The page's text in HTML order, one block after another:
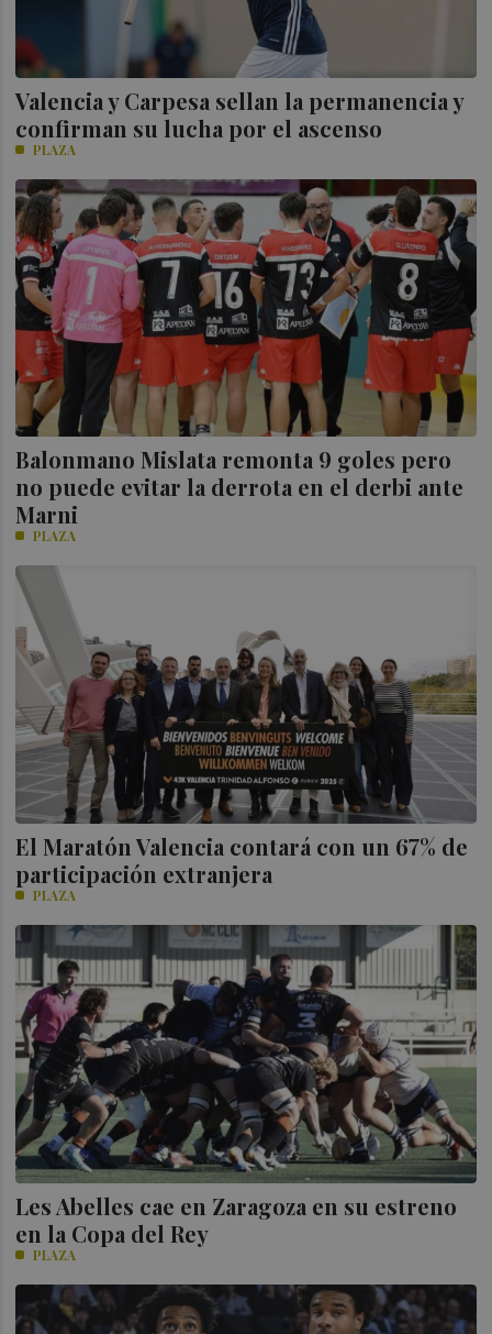
Valencia y Carpesa sellan la permanencia y
confirman su lucha por el ascenso
PLAZA
Balonmano Mislata remonta 9 goles pero
no puede evitar la derrota en el derbi ante
Marni
PLAZA
El Maratón Valencia contará con un 67% de
participación extranjera
PLAZA
Les Abelles cae en Zaragoza en su estreno
en la Copa del Rey
PLAZA